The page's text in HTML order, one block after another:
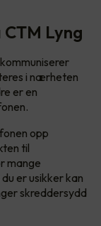
Lyng
i nærheten
er en
opp
til
mange
er usikker kan
skreddersydd